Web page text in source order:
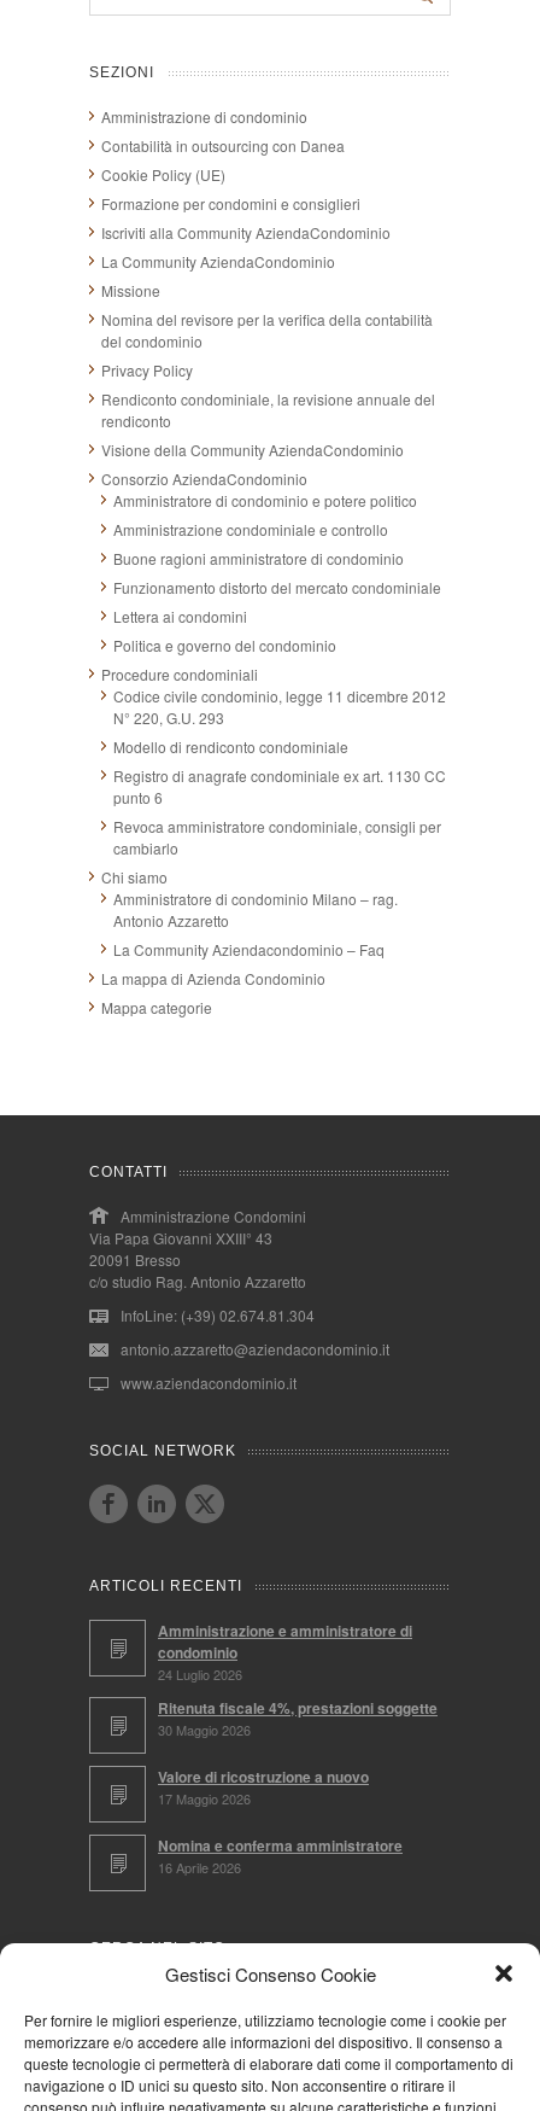
Gestisci Consenso Cookie
Per fornire le migliori esperienze, utilizziamo tecnologie come i cookie per
memorizzare e/o accedere alle informazioni del dispositivo. Il consenso a
queste tecnologie ci permetterà di elaborare dati come il comportamento di
navigazione o ID unici su questo sito. Non acconsentire o ritirare il
consenso può influire negativamente su alcune caratteristiche e funzioni.
SEZIONI
Amministrazione di condominio
Contabilità in outsourcing con Danea
Cookie Policy (UE)
Formazione per condomini e consiglieri
Iscriviti alla Community AziendaCondominio
La Community AziendaCondominio
Missione
Nomina del revisore per la verifica della contabilità
del condominio
Privacy Policy
Rendiconto condominiale, la revisione annuale del
rendiconto
Visione della Community AziendaCondominio
Consorzio AziendaCondominio
Amministratore di condominio e potere politico
Amministrazione condominiale e controllo
Buone ragioni amministratore di condominio
Funzionamento distorto del mercato condominiale
Lettera ai condomini
Politica e governo del condominio
Procedure condominiali
Codice civile condominio, legge 11 dicembre 2012
N° 220, G.U. 293
Modello di rendiconto condominiale
Registro di anagrafe condominiale ex art. 1130 CC
punto 6
Revoca amministratore condominiale, consigli per
cambiarlo
Chi siamo
Amministratore di condominio Milano – rag.
Antonio Azzaretto
La Community Aziendacondominio – Faq
La mappa di Azienda Condominio
Mappa categorie
CONTATTI
Amministrazione Condomini
Via Papa Giovanni XXIII° 43
20091 Bresso
c/o studio Rag. Antonio Azzaretto
InfoLine: (+39) 02.674.81.304
antonio.azzaretto@aziendacondominio.it
www.aziendacondominio.it
SOCIAL NETWORK
ARTICOLI RECENTI
Amministrazione e amministratore di
condominio
24 Luglio 2026
Ritenuta fiscale 4%, prestazioni soggette
30 Maggio 2026
Valore di ricostruzione a nuovo
17 Maggio 2026
Nomina e conferma amministratore
16 Aprile 2026
CERCA NEL SITO
NAVIGA PER
Mappa completa